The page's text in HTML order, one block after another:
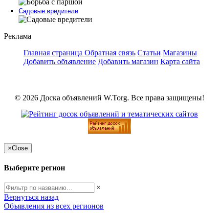
Садовые вредители
Реклама
Главная страница Обратная связь Статьи Магазины
Добавить объявление Добавить магазин Карта сайта
© 2026 Доска объявлений W.Torg. Все права защищены!
×Close
Выберите регион
×
Вернуться назад
Объявления из всех регионов